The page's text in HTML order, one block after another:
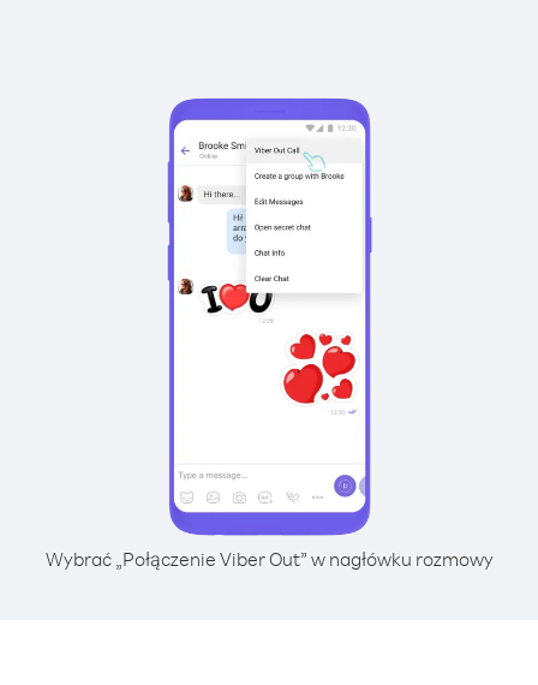
Wybrać „Połączenie Viber Out” w nagłówku rozmowy